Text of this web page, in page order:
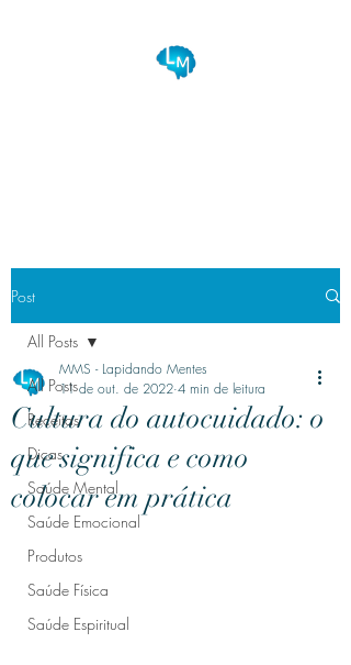
Post
All Posts
Receitas
Dicas
Saúde Mental
Saúde Emocional
Produtos
Saúde Física
Saúde Espiritual
All Posts
Cultura do autocuidado: o
que significa e como
colocar em prática
MMS - Lapidando Mentes
11 de out. de 2022 4 min de leitura